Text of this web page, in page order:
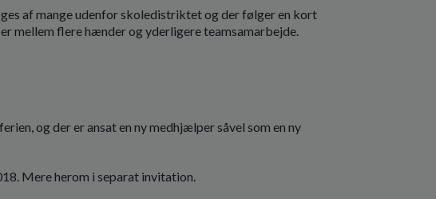
af mange udenfor skoledistriktet og der følger en kort
mellem flere hænder og yderligere teamsamarbejde.
og der er ansat en ny medhjælper såvel som en ny
Mere herom i separat invitation.